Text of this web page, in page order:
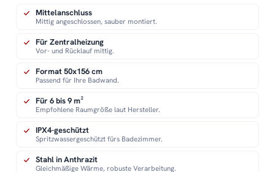
Mittelanschluss
Mittig angeschlossen, sauber montiert.
Für Zentralheizung
Vor- und Rücklauf mittig.
Format 50x156 cm
Passend für Ihre Badwand.
Für 6 bis 9 m²
Empfohlene Raumgröße laut Hersteller.
IPX4-geschützt
Spritzwassergeschützt fürs Badezimmer.
Stahl in Anthrazit
Gleichmäßige Wärme, robuste Verarbeitung.